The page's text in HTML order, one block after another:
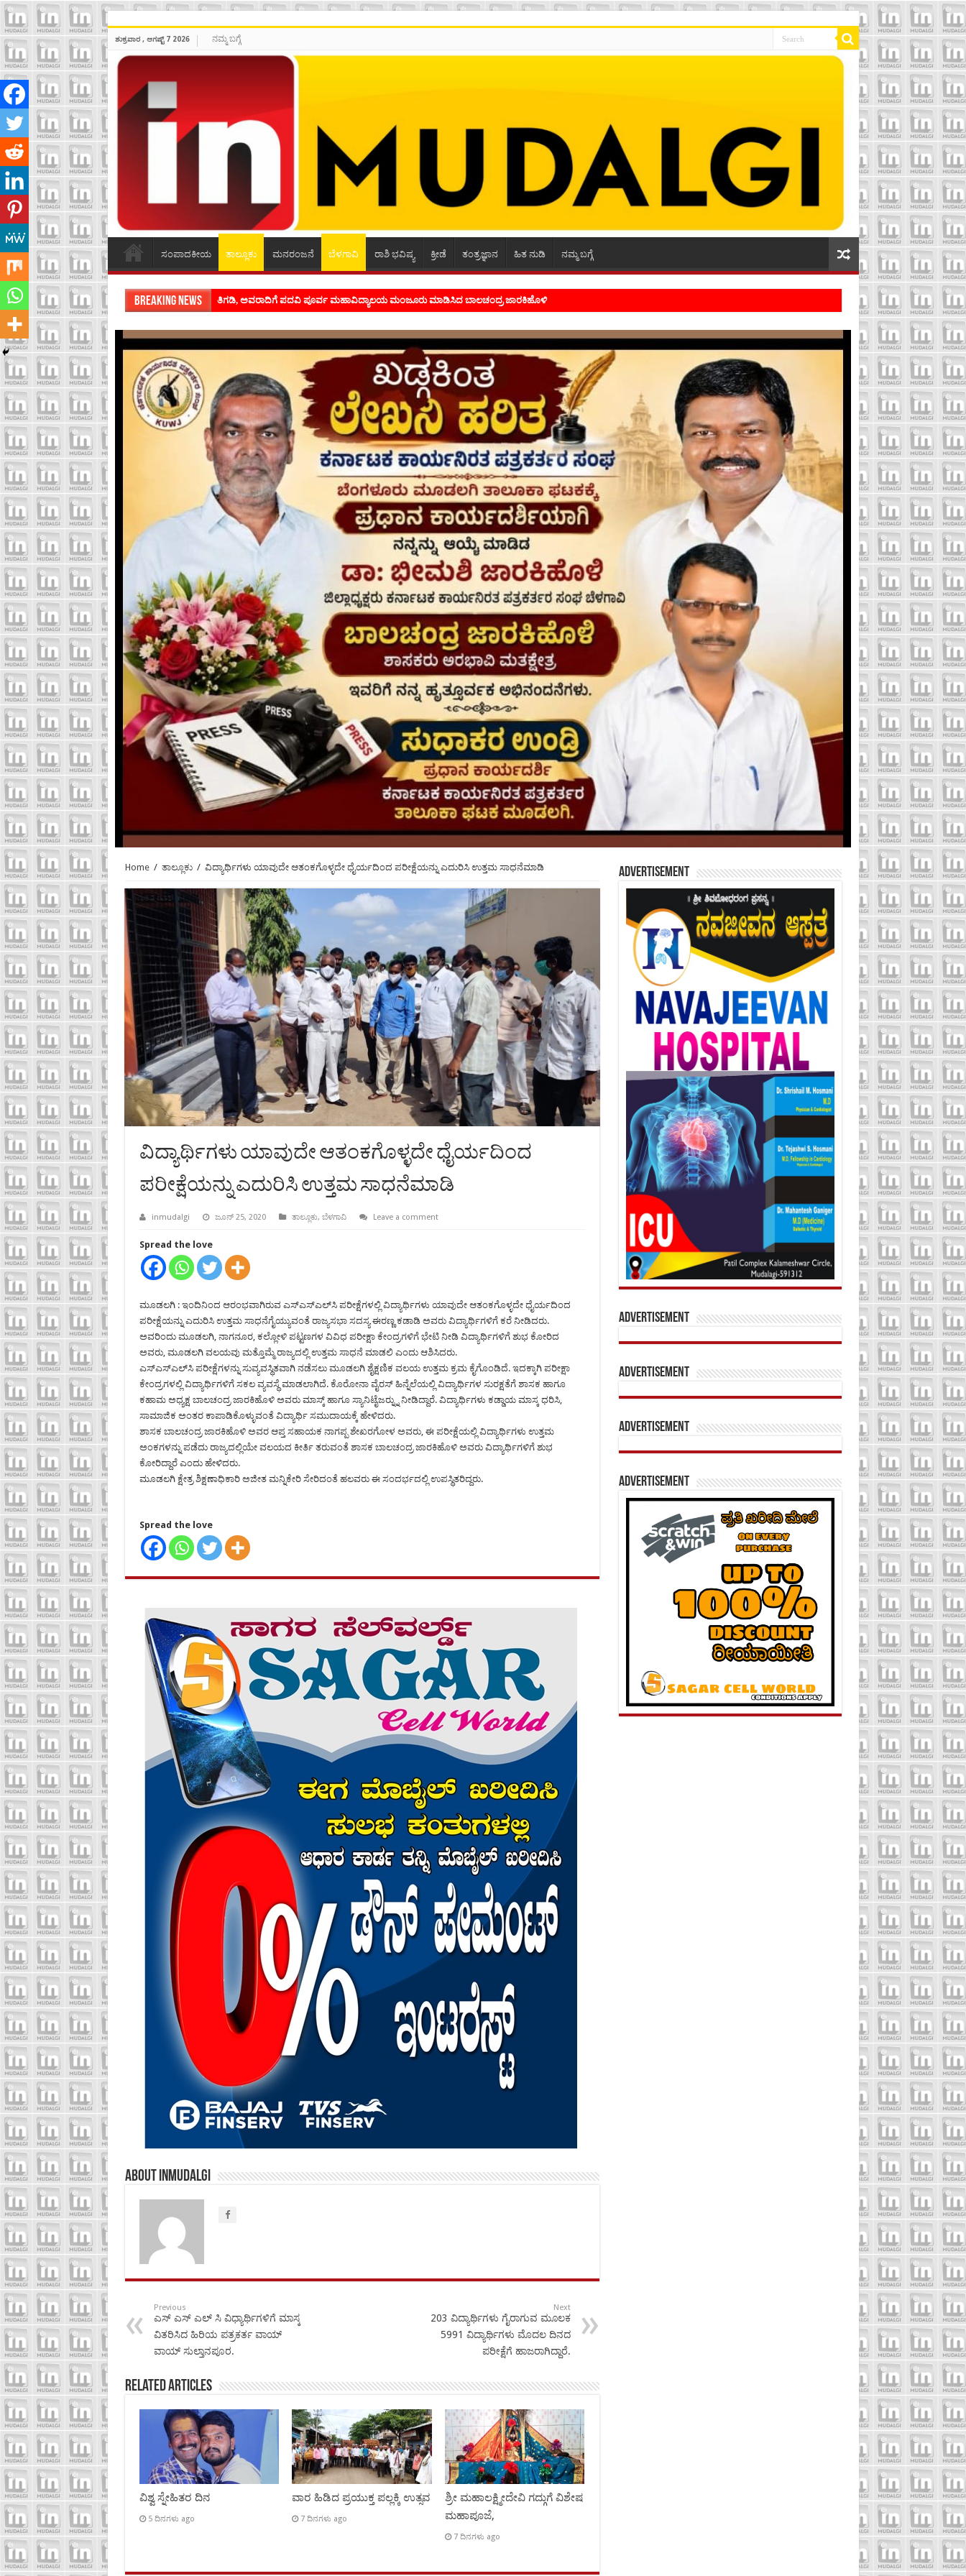
ಶುಕ್ರವಾರ , ಆಗಷ್ಟ್ 7 2026 ನಮ್ಮ ಬಗ್ಗೆ
ಸಂಪಾದಕೀಯ ತಾಲ್ಲೂಕು ಮನರಂಜನೆ ಬೆಳಗಾವಿ ರಾಶಿ ಭವಿಷ್ಯ ಕ್ರೀಡೆ ತಂತ್ರಜ್ಞಾನ ಹಿತ ನುಡಿ ನಮ್ಮ ಬಗ್ಗೆ
Breaking News ಶಿವಾಪುರದಲ್ಲಿ ಕವಿಗೋಷ್ಠಿಯ ಸಂಭ್ರಮ ಭಾವನೆಗಳನ್ನು ಕಟ್ಟಿಕೊಡುವ ಕಲೆಗಾರಿಕೆ ಕವಿಗೆ ಇರಬೇಕು- ಸಾಹಿತಿ ಸಿದ್ರಾಮ್ ದ್ಯಾಗಾನಟ್ಟಿ
Home / ತಾಲ್ಲೂಕು / ವಿದ್ಯಾರ್ಥಿಗಳು ಯಾವುದೇ ಆತಂಕಗೊಳ್ಳದೇ ಧೈರ್ಯದಿಂದ ಪರೀಕ್ಷೆಯನ್ನು ಎದುರಿಸಿ ಉತ್ತಮ ಸಾಧನೆಮಾಡಿ
ವಿದ್ಯಾರ್ಥಿಗಳು ಯಾವುದೇ ಆತಂಕಗೊಳ್ಳದೇ ಧೈರ್ಯದಿಂದ
ಪರೀಕ್ಷೆಯನ್ನು ಎದುರಿಸಿ ಉತ್ತಮ ಸಾಧನೆಮಾಡಿ
inmudalgi ಜೂನ್ 25, 2020 ತಾಲ್ಲೂಕು, ಬೆಳಗಾವಿ Leave a comment
Spread the love
ಮೂಡಲಗಿ : ಇಂದಿನಿಂದ ಆರಂಭವಾಗಿರುವ ಎಸ್‍ಎಸ್‍ಎಲ್‍ಸಿ ಪರೀಕ್ಷೆಗಳಲ್ಲಿ ವಿದ್ಯಾರ್ಥಿಗಳು ಯಾವುದೇ ಆತಂಕಗೊಳ್ಳದೇ ಧೈರ್ಯದಿಂದ
ಪರೀಕ್ಷೆಯನ್ನು ಎದುರಿಸಿ ಉತ್ತಮ ಸಾಧನೆಗೈಯ್ಯುವಂತೆ ರಾಜ್ಯಸಭಾ ಸದಸ್ಯ ಈರಣ್ಣ ಕಡಾಡಿ ಅವರು ವಿದ್ಯಾರ್ಥಿಗಳಿಗೆ ಕರೆ ನೀಡಿದರು.
ಅವರಿಂದು ಮೂಡಲಗಿ, ನಾಗನೂರ, ಕಲ್ಲೋಳಿ ಪಟ್ಟಣಗಳ ವಿವಿಧ ಪರೀಕ್ಷಾ ಕೇಂದ್ರಗಳಿಗೆ ಭೇಟಿ ನೀಡಿ ವಿದ್ಯಾರ್ಥಿಗಳಿಗೆ ಶುಭ ಕೋರಿದ
ಅವರು, ಮೂಡಲಗಿ ವಲಯವು ಮತ್ತೊಮ್ಮೆ ರಾಜ್ಯದಲ್ಲಿ ಉತ್ತಮ ಸಾಧನೆ ಮಾಡಲಿ ಎಂದು ಆಶಿಸಿದರು.
ಎಸ್‍ಎಸ್‍ಎಲ್‍ಸಿ ಪರೀಕ್ಷೆಗಳನ್ನು ಸುವ್ಯವಸ್ಥಿತವಾಗಿ ನಡೆಸಲು ಮೂಡಲಗಿ ಶೈಕ್ಷಣಿಕ ವಲಯ ಉತ್ತಮ ಕ್ರಮ ಕೈಗೊಂಡಿದೆ. ಇದಕ್ಕಾಗಿ ಪರೀಕ್ಷಾ
ಕೇಂದ್ರಗಳಲ್ಲಿ ವಿದ್ಯಾರ್ಥಿಗಳಿಗೆ ಸಕಲ ವ್ಯವಸ್ಥೆ ಮಾಡಲಾಗಿದೆ. ಕೊರೋನಾ ವೈರಸ್ ಹಿನ್ನೆಲೆಯಲ್ಲಿ ವಿದ್ಯಾರ್ಥಿಗಳ ಸುರಕ್ಷತೆಗೆ ಶಾಸಕ ಹಾಗೂ
ಕಹಾಮ ಅಧ್ಯಕ್ಷ ಬಾಲಚಂದ್ರ ಜಾರಕಿಹೊಳಿ ಅವರು ಮಾಸ್ಕ್ ಹಾಗೂ ಸ್ಯಾನಿಟೈಜರ್‍ನ್ನು ನೀಡಿದ್ದಾರೆ. ವಿದ್ಯಾರ್ಥಿಗಳು ಕಡ್ಡಾಯ ಮಾಸ್ಕ ಧರಿಸಿ,
ಸಾಮಾಜಿಕ ಅಂತರ ಕಾಪಾಡಿಕೊಳ್ಳುವಂತೆ ವಿದ್ಯಾರ್ಥಿ ಸಮುದಾಯಕ್ಕೆ ಹೇಳಿದರು.
ಶಾಸಕ ಬಾಲಚಂದ್ರ ಜಾರಕಿಹೊಳಿ ಅವರ ಆಪ್ತ ಸಹಾಯಕ ನಾಗಪ್ಪ ಶೇಖರಗೋಳ ಅವರು, ಈ ಪರೀಕ್ಷೆಯಲ್ಲಿ ವಿದ್ಯಾರ್ಥಿಗಳು ಉತ್ತಮ
ಅಂಕಗಳನ್ನು ಪಡೆದು ರಾಜ್ಯದಲ್ಲಿಯೇ ವಲಯದ ಕೀರ್ತಿ ತರುವಂತೆ ಶಾಸಕ ಬಾಲಚಂದ್ರ ಜಾರಕಿಹೊಳಿ ಅವರು ವಿದ್ಯಾರ್ಥಿಗಳಿಗೆ ಶುಭ
ಕೋರಿದ್ದಾರೆ ಎಂದು ಹೇಳಿದರು.
ಮೂಡಲಗಿ ಕ್ಷೇತ್ರ ಶಿಕ್ಷಣಾಧಿಕಾರಿ ಅಜೀತ ಮನ್ನಿಕೇರಿ ಸೇರಿದಂತೆ ಹಲವರು ಈ ಸಂದರ್ಭದಲ್ಲಿ ಉಪಸ್ಥಿತರಿದ್ದರು.
Spread the love
About inmudalgi
Previous
ಎಸ್ ಎಸ್ ಎಲ್ ಸಿ ವಿಧ್ಯಾರ್ಥಿಗಳಿಗೆ ಮಾಸ್ಕ
ವಿತರಿಸಿದ ಹಿರಿಯ ಪತ್ರಕರ್ತ ವಾಯ್
ವಾಯ್ ಸುಲ್ತಾನಪೂರ.
Next
203 ವಿದ್ಯಾರ್ಥಿಗಳು ಗೈರಾಗುವ ಮೂಲಕ
5991 ವಿದ್ಯಾರ್ಥಿಗಳು ಮೊದಲ ದಿನದ
ಪರೀಕ್ಷೆಗೆ ಹಾಜರಾಗಿದ್ದಾರೆ.
Related Articles
ವಿಶ್ವ ಸ್ನೇಹಿತರ ದಿನ
5 ದಿನಗಳು ago
ವಾರ ಹಿಡಿದ ಪ್ರಯುಕ್ತ ಪಲ್ಲಕ್ಕಿ ಉತ್ಸವ
7 ದಿನಗಳು ago
ಶ್ರೀ ಮಹಾಲಕ್ಷ್ಮೀದೇವಿ ಗದ್ಗುಗೆ ವಿಶೇಷ
ಮಹಾಪೂಜೆ,
7 ದಿನಗಳು ago
Advertisement
Advertisement
Advertisement
Advertisement
Advertisement